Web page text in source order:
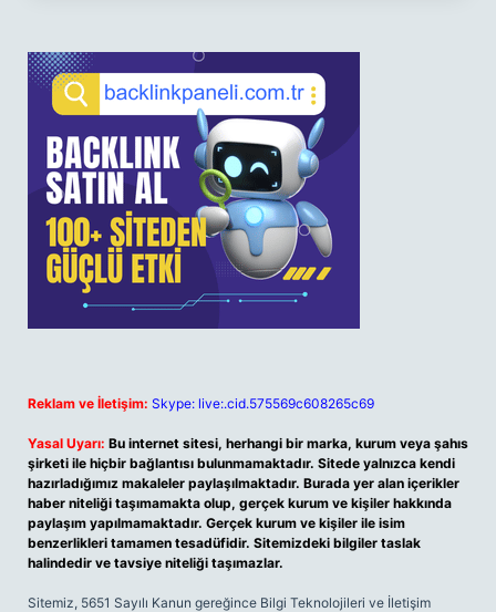
Reklam ve İletişim: Skype: live:.cid.575569c608265c69
Yasal Uyarı: Bu internet sitesi, herhangi bir marka, kurum veya şahıs
şirketi ile hiçbir bağlantısı bulunmamaktadır. Sitede yalnızca kendi
hazırladığımız makaleler paylaşılmaktadır. Burada yer alan içerikler
haber niteliği taşımamakta olup, gerçek kurum ve kişiler hakkında
paylaşım yapılmamaktadır. Gerçek kurum ve kişiler ile isim
benzerlikleri tamamen tesadüfidir. Sitemizdeki bilgiler taslak
halindedir ve tavsiye niteliği taşımazlar.
Sitemiz, 5651 Sayılı Kanun gereğince Bilgi Teknolojileri ve İletişim